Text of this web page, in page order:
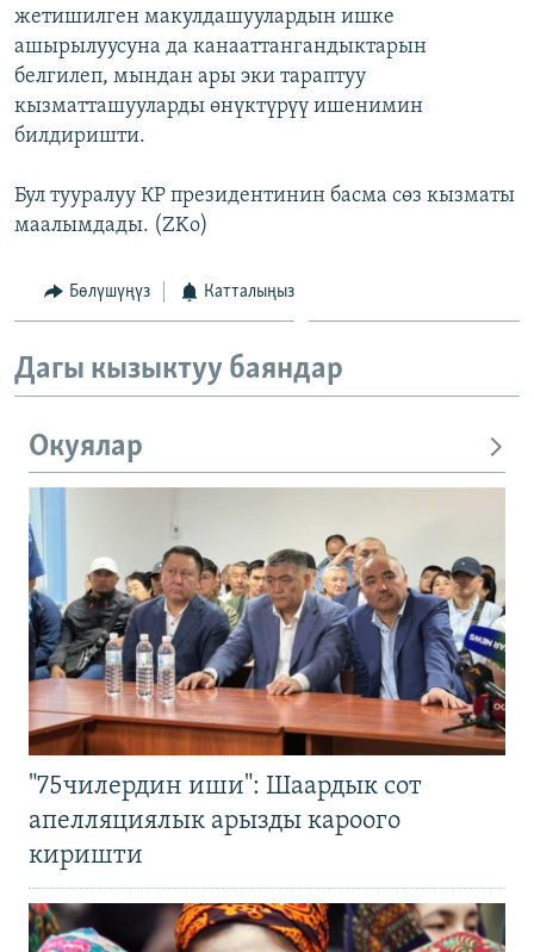
ЭЕ/АРнун бардык сайттары
жетишилген макулдашуулардын ишке
ашырылуусуна да канааттангандыктарын
белгилеп, мындан ары эки тараптуу
кызматташууларды өнүктүрүү ишенимин
билдиришти.
Бул тууралуу КР президентинин басма сөз кызматы
маалымдады. (ZKo)
Бөлүшүңүз Катталыңыз
Дагы кызыктуу баяндар
Окуялар
"75чилердин иши": Шаардык сот
апелляциялык арызды кароого
киришти